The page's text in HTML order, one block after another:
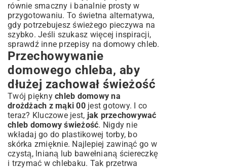
równie smaczny i banalnie prosty w
przygotowaniu. To świetna alternatywa,
gdy potrzebujesz świeżego pieczywa na
szybko. Jeśli szukasz więcej inspiracji,
sprawdź inne przepisy na domowy chleb.
Przechowywanie
domowego chleba, aby
dłużej zachował świeżość
Twój piękny chleb domowy na
drożdżach z mąki 00jest gotowy. I co
teraz? Kluczowe jest, jak przechowywać
chleb domowy świeżość. Nigdy nie
wkładaj go do plastikowej torby, bo
skórka zmięknie. Najlepiej zawinąć go w
czystą, lnianą lub bawełnianą ściereczkę
i trzymać w chlebaku. Tak przetrwa